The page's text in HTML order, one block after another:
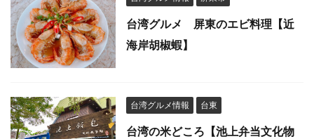
台湾グルメ 屏東のエビ料理【近
海岸胡椒蝦】
台湾グルメ情報 台東
台湾の米どころ【池上弁当文化物